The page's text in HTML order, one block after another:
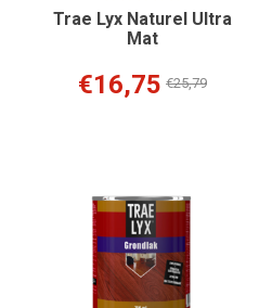
Trae Lyx Naturel Ultra
Mat
€16,75 €25,79